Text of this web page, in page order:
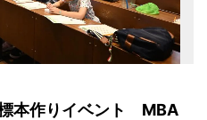
本作りイベント MBA